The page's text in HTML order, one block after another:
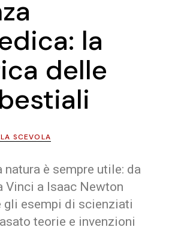
la
delle
SCEVOLA
natura è sempre utile: da
Vinci a Isaac Newton
gli esempi di scienziati
teorie e invenzioni